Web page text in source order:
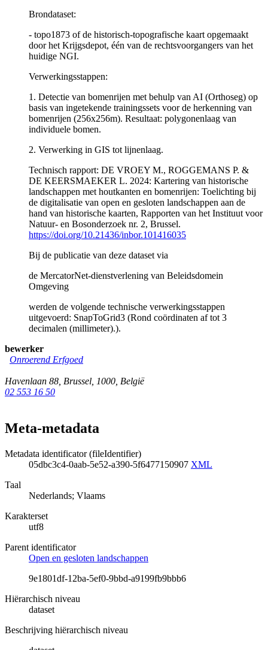
Brondataset:
- topo1873 of de historisch-topografische kaart opgemaakt
door het Krijgsdepot, één van de rechtsvoorgangers van het
huidige NGI.
Verwerkingsstappen:
1. Detectie van bomenrijen met behulp van AI (Orthoseg) op
basis van ingetekende trainingssets voor de herkenning van
bomenrijen (256x256m). Resultaat: polygonenlaag van
individuele bomen.
2. Verwerking in GIS tot lijnenlaag.
Technisch rapport: DE VROEY M., ROGGEMANS P. &
DE KEERSMAEKER L. 2024: Kartering van historische
landschappen met houtkanten en bomenrijen: Toelichting bij
de digitalisatie van open en gesloten landschappen aan de
hand van historische kaarten, Rapporten van het Instituut voor
Natuur- en Bosonderzoek nr. 2, Brussel.
https://doi.org/10.21436/inbor.101416035
Bij de publicatie van deze dataset via
de MercatorNet-dienstverlening van Beleidsdomein
Omgeving
werden de volgende technische verwerkingsstappen
uitgevoerd: SnapToGrid3 (Rond coördinaten af tot 3
decimalen (millimeter).).
bewerker
Onroerend Erfgoed
Havenlaan 88 Brussel 1000 België
02 553 16 50
Meta-metadata
Metadata identificator (fileIdentifier)
05dbc3c4-0aab-5e52-a390-5f6477150907 XML
Taal
Nederlands; Vlaams
Karakterset
utf8
Parent identificator
Open en gesloten landschappen
9e1801df-12ba-5ef0-9bbd-a9199fb9bbb6
Hiërarchisch niveau
dataset
Beschrijving hiërarchisch niveau